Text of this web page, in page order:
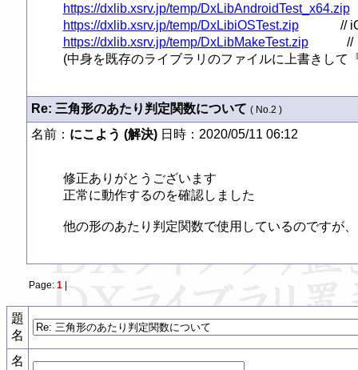
https://dxlib.xsrv.jp/temp/DxLibAndroidTest_x64.zip
https://dxlib.xsrv.jp/temp/DxLibiOSTest.zip
https://dxlib.xsrv.jp/temp/DxLibMakeTest.zip
(中身を既存のライブラリのファイルに上書きして
Re: 三角形のあたり判定関数について ( No.2 )
名前： にこよう (解決)日時：2020/05/11 06:12
修正ありがとうございます
正常に動作するのを確認しました
他の形のあたり判定関数で使用しているのですが
Page: 1|
題
名
名